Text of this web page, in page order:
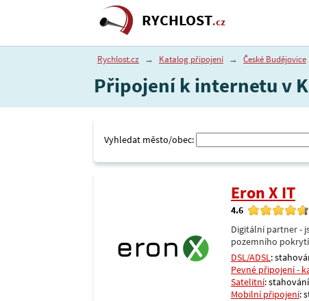
RYCHLOST.cz
Rychlost.cz → Katalog připojení → České Budějovice
Připojení k internetu v
Vyhledat město/obec:
Eron X IT
4.6
Digitální partner -
pozemního
DSL/ADSL:
Pevné připojení -
Satelitní:
Mobilní připojení: